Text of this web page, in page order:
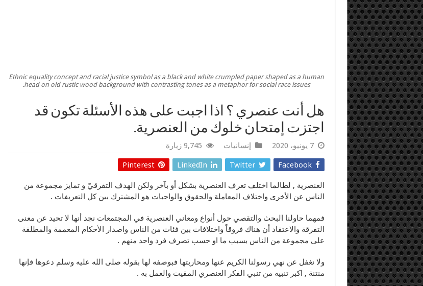
Ethnic equality concept and racial justice symbol as a black and white crumpled paper shaped as a human
head on old rustic wood background with contrasting tones as a metaphor for social race issues.
هل أنت عنصري ؟ اذا اجبت على هذه الأسئلة تكون قد
اجتزت إمتحان خلوك من العنصرية.
7 يونيو، 2020 إنسانيات 9,745 زيارة
Facebook
Twitter
LinkedIn
Pinterest
العنصرية , لطالما اختلف تعرف العنصرية بشكل أو بآخر ولكن الهدف التفرقيّ و تمايز مجموعة من
الناس عن الأخرى واختلاف المعاملة والحقوق والواجبات هو المشترك بين كل التعريفات .
فمهما حاولنا البحث والتقصي حول أنواع ومعاني العنصرية في المجتمعات نجد أنها لا تحيد عن معنى
التفرقة والاعتقاد أن هناك فروقاً واختلافات بين فئات من الناس واصدار الأحكام المعممة والمطلقة
على مجموعة من الناس بسبب ما او حسب تصرف فرد واحد منهم .
ولا نغفل عن نهي رسولنا الكريم عنها ومحاربتها فبوصفه لها بقوله صلى الله عليه وسلم دعوها فإنها
منتنة , اكبر تنبيه من تنبي الفكر العنصري المقيت والعمل به .